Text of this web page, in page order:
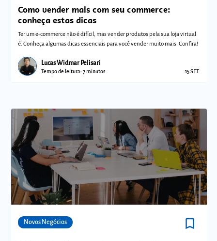
Como vender mais com seu commerce:
conheça estas dicas
Ter um e-commerce não é difícil, mas vender produtos pela sua loja virtual
é. Conheça algumas dicas essenciais para você vender muito mais. Confira!
Lucas Widmar Pelisari
Tempo de leitura: 7 minutos 15 SET.
Novos Negócios bookmark_border